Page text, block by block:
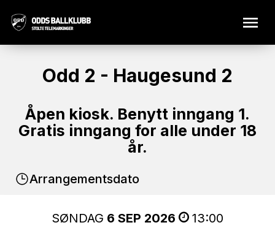
Odd 2 - Haugesund 2
Åpen kiosk. Benytt inngang 1.
Gratis inngang for alle under 18
år.
Arrangementsdato
SØNDAG 6 SEP 2026 13:00